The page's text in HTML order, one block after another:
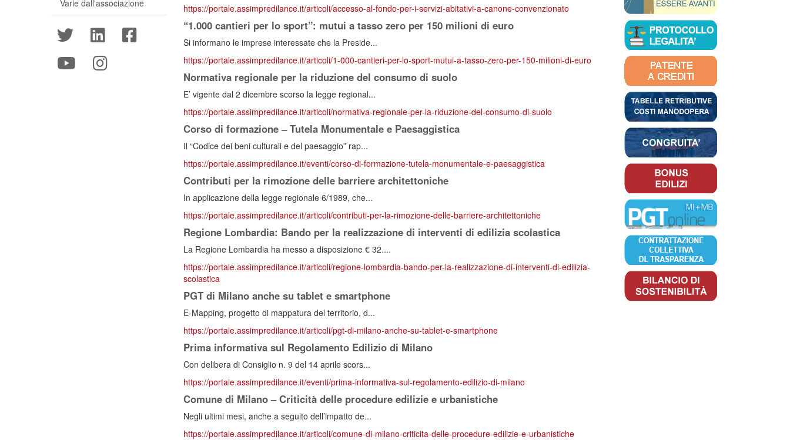
https://portale.assimpredilance.it/articoli/accesso-al-fondo-per-i-servizi-abitativi-a-canone-convenzionato
“1.000 cantieri per lo sport”: mutui a tasso zero per 150 milioni di euro
Si informano le imprese interessate che la Preside...
https://portale.assimpredilance.it/articoli/1-000-cantieri-per-lo-sport-mutui-a-tasso-zero-per-150-milioni-di-euro
Normativa regionale per la riduzione del consumo di suolo
E’ vigente dal 2 dicembre scorso la legge regional...
https://portale.assimpredilance.it/articoli/normativa-regionale-per-la-riduzione-del-consumo-di-suolo
Corso di formazione – Tutela Monumentale e Paesaggistica
Il “Codice dei beni culturali e del paesaggio” rap...
https://portale.assimpredilance.it/eventi/corso-di-formazione-tutela-monumentale-e-paesaggistica
Contributi per la rimozione delle barriere architettoniche
In applicazione della legge regionale 6/1989, che...
https://portale.assimpredilance.it/articoli/contributi-per-la-rimozione-delle-barriere-architettoniche
Regione Lombardia: Bando per la realizzazione di interventi di edilizia scolastica
La Regione Lombardia ha messo a disposizione € 32....
https://portale.assimpredilance.it/articoli/regione-lombardia-bando-per-la-realizzazione-di-interventi-di-edilizia-
scolastica
PGT di Milano anche su tablet e smartphone
E-Mapping, progetto di mappatura del territorio, d...
https://portale.assimpredilance.it/articoli/pgt-di-milano-anche-su-tablet-e-smartphone
Prima informativa sul Regolamento Edilizio di Milano
Con delibera di Consiglio n. 9 del 14 aprile scors...
https://portale.assimpredilance.it/eventi/prima-informativa-sul-regolamento-edilizio-di-milano
Comune di Milano – Criticità delle procedure edilizie e urbanistiche
Negli ultimi mesi, anche a seguito dell’impatto de...
https://portale.assimpredilance.it/articoli/comune-di-milano-criticita-delle-procedure-edilizie-e-urbanistiche
Varie dall'associazione